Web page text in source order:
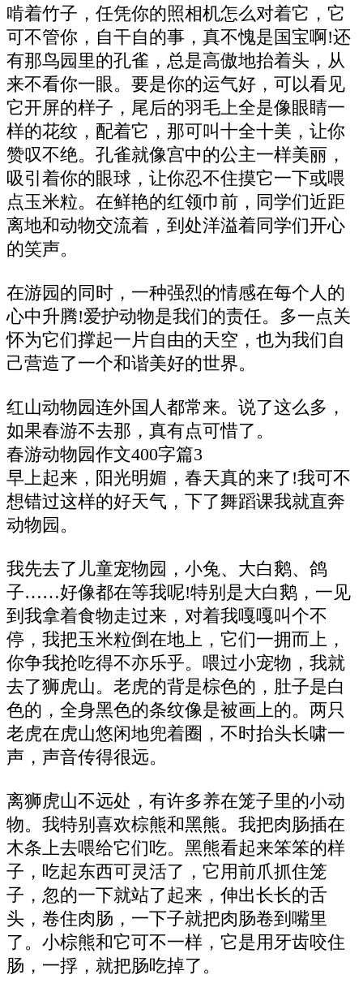
啃着竹子，任凭你的照相机怎么对着它，它
可不管你，自干自的事，真不愧是国宝啊!还
有那鸟园里的孔雀，总是高傲地抬着头，从
来不看你一眼。要是你的运气好，可以看见
它开屏的样子，尾后的羽毛上全是像眼睛一
样的花纹，配着它，那可叫十全十美，让你
赞叹不绝。孔雀就像宫中的公主一样美丽，
吸引着你的眼球，让你忍不住摸它一下或喂
点玉米粒。在鲜艳的红领巾前，同学们近距
离地和动物交流着，到处洋溢着同学们开心
的笑声。
在游园的同时，一种强烈的情感在每个人的
心中升腾!爱护动物是我们的责任。多一点关
怀为它们撑起一片自由的天空，也为我们自
己营造了一个和谐美好的世界。
红山动物园连外国人都常来。说了这么多，
如果春游不去那，真有点可惜了。
春游动物园作文400字篇3
早上起来，阳光明媚，春天真的来了!我可不
想错过这样的好天气，下了舞蹈课我就直奔
动物园。
我先去了儿童宠物园，小兔、大白鹅、鸽
子……好像都在等我呢!特别是大白鹅，一见
到我拿着食物走过来，对着我嘎嘎叫个不
停，我把玉米粒倒在地上，它们一拥而上，
你争我抢吃得不亦乐乎。喂过小宠物，我就
去了狮虎山。老虎的背是棕色的，肚子是白
色的，全身黑色的条纹像是被画上的。两只
老虎在虎山悠闲地兜着圈，不时抬头长啸一
声，声音传得很远。
离狮虎山不远处，有许多养在笼子里的小动
物。我特别喜欢棕熊和黑熊。我把肉肠插在
木条上去喂给它们吃。黑熊看起来笨笨的样
子，吃起东西可灵活了，它用前爪抓住笼
子，忽的一下就站了起来，伸出长长的舌
头，卷住肉肠，一下子就把肉肠卷到嘴里
了。小棕熊和它可不一样，它是用牙齿咬住
肠，一捊，就把肠吃掉了。